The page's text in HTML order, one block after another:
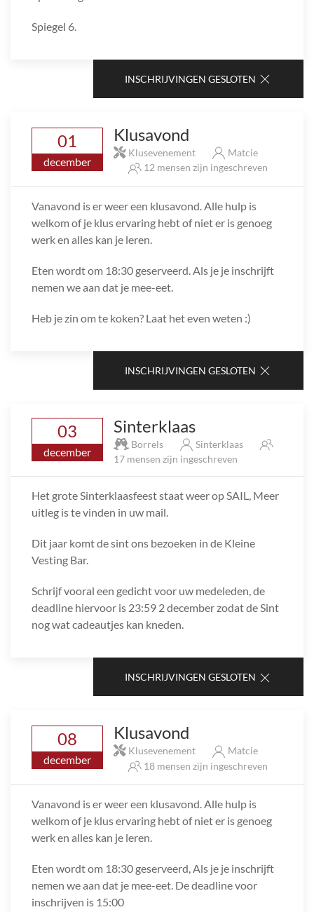
Spiegel 6.
INSCHRIJVINGEN GESLOTEN
01
december
Klusavond
Klusevenement
Matcie
12 mensen zijn ingeschreven
Vanavond is er weer een klusavond. Alle hulp is
welkom of je klus ervaring hebt of niet er is genoeg
werk en alles kan je leren.
Eten wordt om 18:30 geserveerd. Als je je inschrijft
nemen we aan dat je mee-eet.
Heb je zin om te koken? Laat het even weten :)
INSCHRIJVINGEN GESLOTEN
03
december
Sinterklaas
Borrels
Sinterklaas
17 mensen zijn ingeschreven
Het grote Sinterklaasfeest staat weer op SAIL, Meer
uitleg is te vinden in uw mail.
Dit jaar komt de sint ons bezoeken in de Kleine
Vesting Bar.
Schrijf vooral een gedicht voor uw medeleden, de
deadline hiervoor is 23:59 2 december zodat de Sint
nog wat cadeautjes kan kneden.
INSCHRIJVINGEN GESLOTEN
08
december
Klusavond
Klusevenement
Matcie
18 mensen zijn ingeschreven
Vanavond is er weer een klusavond. Alle hulp is
welkom of je klus ervaring hebt of niet er is genoeg
werk en alles kan je leren.
Eten wordt om 18:30 geserveerd, Als je je inschrijft
nemen we aan dat je mee-eet. De deadline voor
inschrijven is 15:00